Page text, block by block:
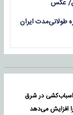
عکس
طولانی‌مدت ایران
اسباب‌کشی در شرق
افزایش می‌دهد